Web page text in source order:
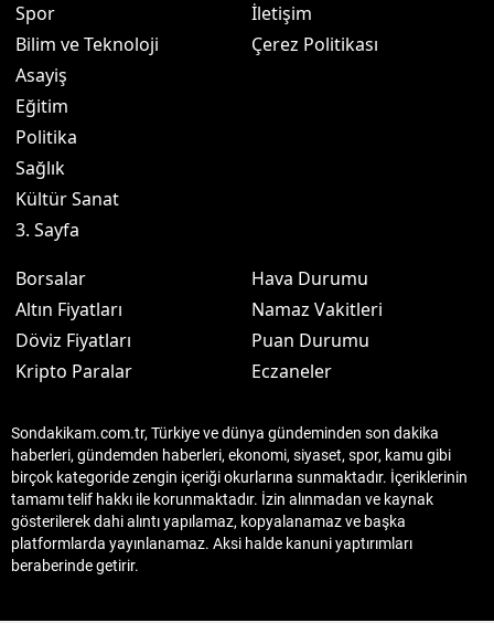
Spor
Bilim ve Teknoloji
Asayiş
Eğitim
Politika
Sağlık
Kültür Sanat
3. Sayfa
İletişim
Çerez Politikası
Borsalar
Altın Fiyatları
Döviz Fiyatları
Kripto Paralar
Hava Durumu
Namaz Vakitleri
Puan Durumu
Eczaneler
Sondakikam.com.tr, Türkiye ve dünya gündeminden son dakika
haberleri, gündemden haberleri, ekonomi, siyaset, spor, kamu gibi
birçok kategoride zengin içeriği okurlarına sunmaktadır. İçeriklerinin
tamamı telif hakkı ile korunmaktadır. İzin alınmadan ve kaynak
gösterilerek dahi alıntı yapılamaz, kopyalanamaz ve başka
platformlarda yayınlanamaz. Aksi halde kanuni yaptırımları
beraberinde getirir.